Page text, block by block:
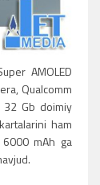
AMOLED
Qualcomm
Gb doimiy
ham
mAh ga